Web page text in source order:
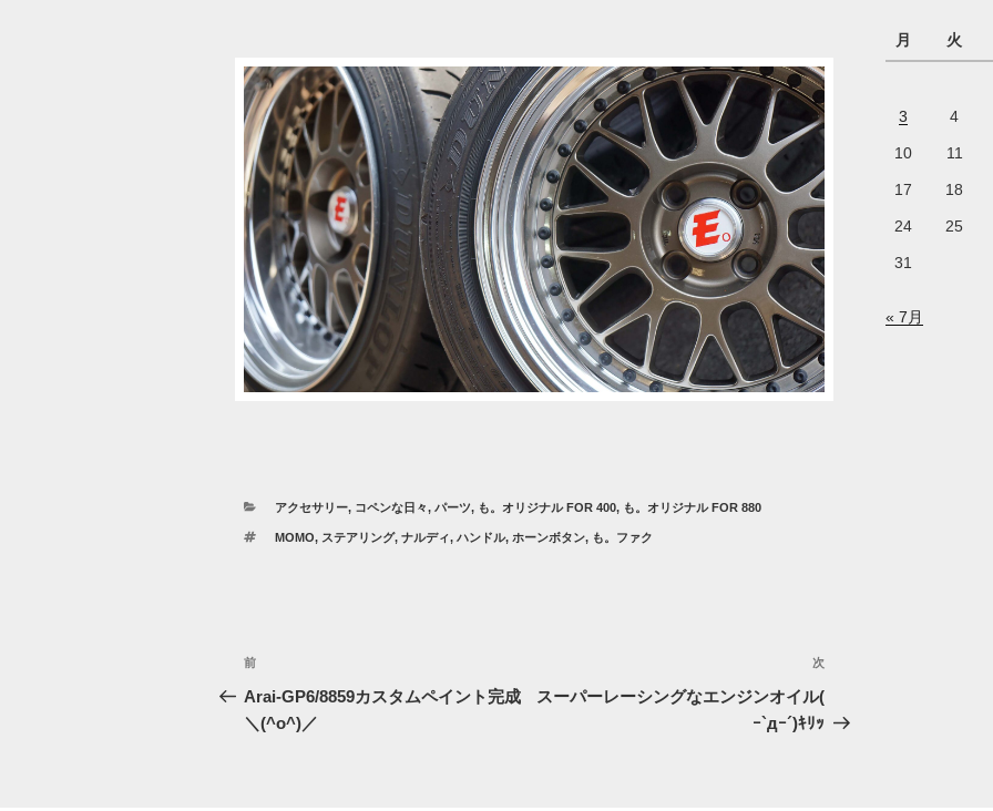
カ
ゴ
アクセサリー, コペンな日々, パーツ, も。オリジナル FOR 400, も。オリジナル FOR 880
タ
MOMO, ステアリング, ナルディ, ハンドル, ホーンボタン, も。ファク
投
稿
ナ
過
去
の
前
Arai-GP6/8859カスタムペイント完成
＼(^o^)／
次
の
投
次
スーパーレーシングなエンジンオイル(
ｰ`дｰ´)ｷﾘｯ
月 火
3 4
10 11
17 18
24 25
31
« 7月